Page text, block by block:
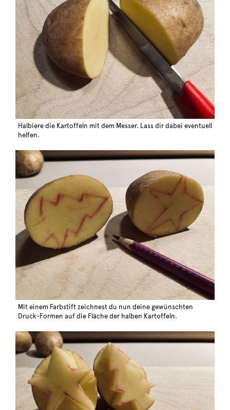
Halbiere die Kartoffeln mit dem Messer. Lass dir dabei eventuell
helfen.
Mit einem Farbstift zeichnest du nun deine gewünschten
Druck-Formen auf die Fläche der halben Kartoffeln.